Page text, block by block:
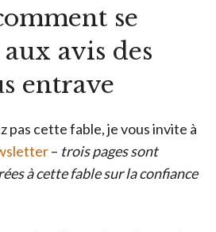
se
avis des
entrave
pas cette fable, je vous invite à
– trois pages sont
à cette fable sur la confiance